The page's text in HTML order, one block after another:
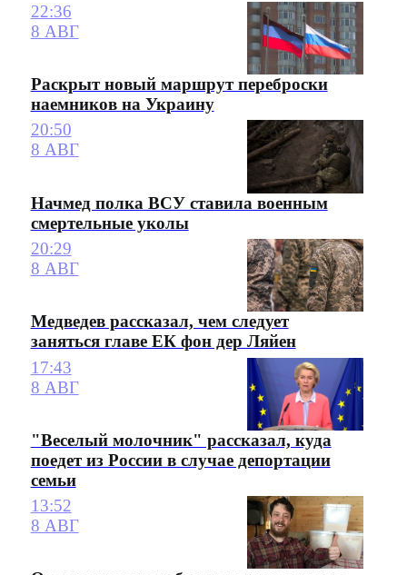
22:36
8 АВГ
Раскрыт новый маршрут переброски
наемников на Украину
20:50
8 АВГ
Начмед полка ВСУ ставила военным
смертельные уколы
20:29
8 АВГ
Медведев рассказал, чем следует
заняться главе ЕК фон дер Ляйен
17:43
8 АВГ
"Веселый молочник" рассказал, куда
поедет из России в случае депортации
семьи
13:52
8 АВГ